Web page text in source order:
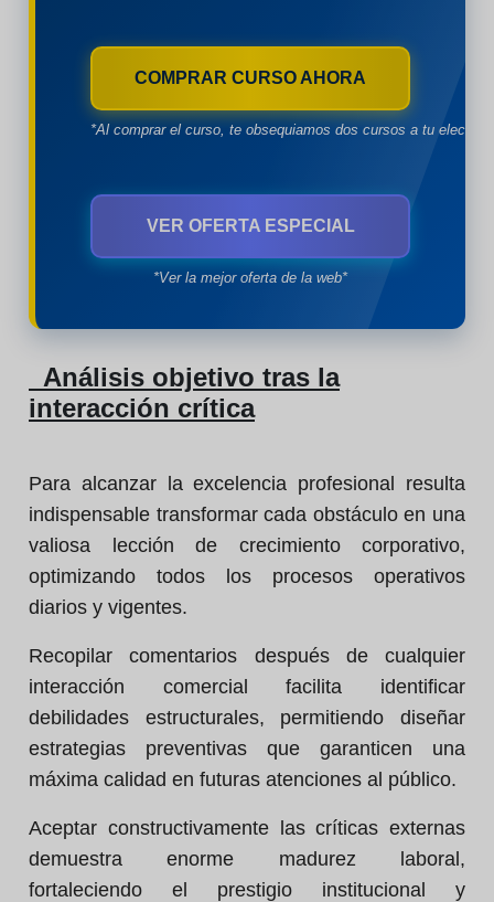
COMPRAR CURSO AHORA
*Al comprar el curso, te obsequiamos dos cursos a tu
VER OFERTA ESPECIAL
*Ver la mejor oferta de la web*
Análisis objetivo tras la
interacción crítica
Para alcanzar la excelencia profesional resulta
indispensable transformar cada obstáculo en una
valiosa lección de crecimiento corporativo,
optimizando todos los procesos operativos
diarios y vigentes.
Recopilar comentarios después de cualquier
interacción comercial facilita identificar
debilidades estructurales, permitiendo diseñar
estrategias preventivas que garanticen una
máxima calidad en futuras atenciones al público.
Aceptar constructivamente las críticas externas
demuestra enorme madurez laboral,
fortaleciendo el prestigio institucional y